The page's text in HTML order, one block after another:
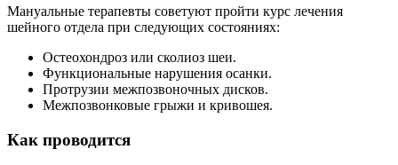
Мануальные терапевты советуют пройти курс лечения
шейного отдела при следующих состояниях:
Остеохондроз или сколиоз шеи.
Функциональные нарушения осанки.
Протрузии межпозвоночных дисков.
Межпозвонковые грыжи и кривошея.
Как проводится